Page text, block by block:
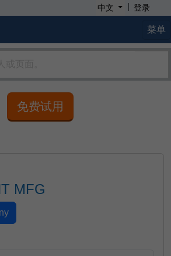
中文 | 登录
菜单
免费试用
MFG